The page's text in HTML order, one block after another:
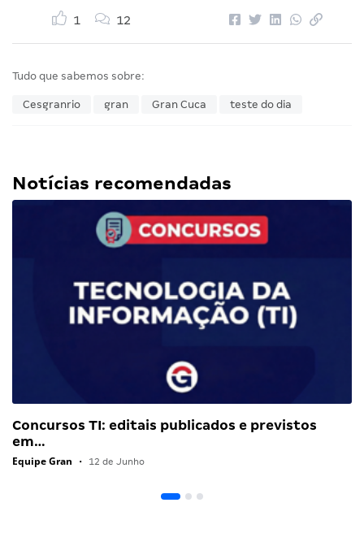
1 12
Tudo que sabemos sobre:
Cesgranrio gran Gran Cuca teste do dia
Notícias recomendadas
Concursos TI: editais publicados e previstos
em…
Equipe Gran • 12 de Junho